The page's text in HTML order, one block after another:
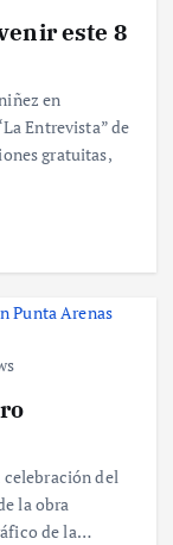
este 8
en
Entrevista” de
gratuitas,
celebración del
la obra
de la…